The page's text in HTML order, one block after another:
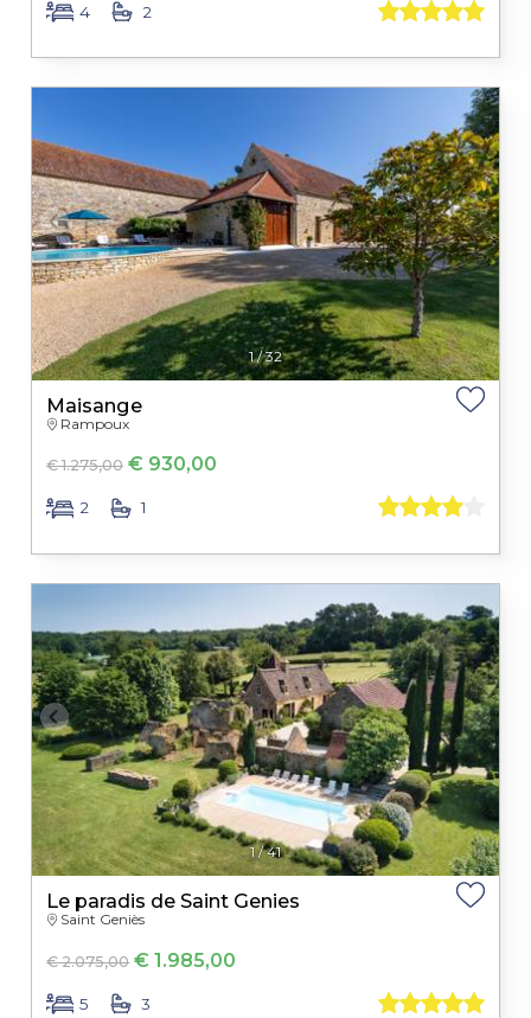
4 2
1/32
Maisange
Rampoux
€ 1.275,00 € 930,00
2 1
1/41
Le paradis de Saint Genies
Saint Geniès
€ 2.075,00 € 1.985,00
5 3